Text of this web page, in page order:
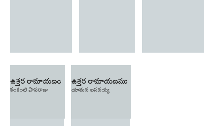
ఉత్తర రామాయణం
కంకంటి పాపరాజు
ఉత్తర రామాయణము
యామన బసవయ్య